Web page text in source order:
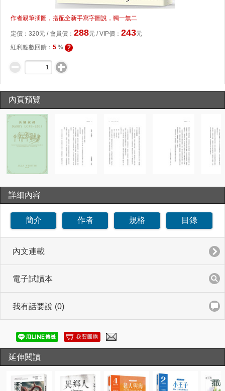
作者親筆插圖，搭配全新手寫字圖說，獨一無二
定價： 320元 /會員價 ： 288元 / VIP價： 243元
紅利點數回饋： 5 %
內頁預覽
詳細內容
簡介 作者 規格 目錄
內文連載
電子試讀本
我有話要說 (0)
延伸閱讀